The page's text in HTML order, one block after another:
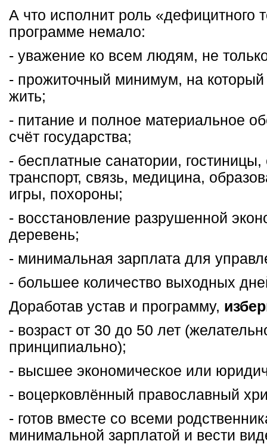
А что исполнит роль «дефицитного
программе немало:
- уважение ко всем людям, не
- прожиточный минимум, на
жить;
- питание и полное материальное
счёт государства;
- бесплатные санатории,
транспорт, связь, медицина,
игры, похороны;
- восстановление разрушенной
деревень;
- минимальная зарплата для
- большее количество выходных
Доработав устав и программу,
- возраст от 30 до 50 лет
принципиально);
- высшее экономическое или
- воцерковлённый православный
- готов вместе со всеми
минимальной зарплатой и вести